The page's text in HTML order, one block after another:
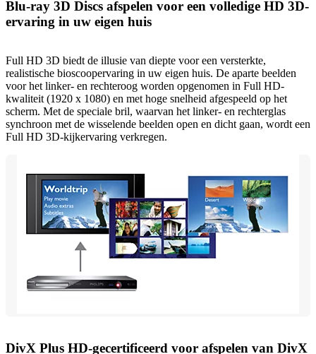
Blu-ray 3D Discs afspelen voor een volledige HD 3D-
ervaring in uw eigen huis
Full HD 3D biedt de illusie van diepte voor een versterkte,
realistische bioscoopervaring in uw eigen huis. De aparte beelden
voor het linker- en rechteroog worden opgenomen in Full HD-
kwaliteit (1920 x 1080) en met hoge snelheid afgespeeld op het
scherm. Met de speciale bril, waarvan het linker- en rechterglas
synchroon met de wisselende beelden open en dicht gaan, wordt een
Full HD 3D-kijkervaring verkregen.
DivX Plus HD-gecertificeerd voor afspelen van DivX